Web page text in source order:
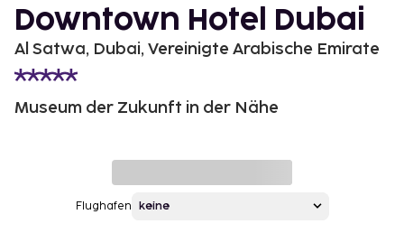
Downtown Hotel Dubai
Al Satwa, Dubai, Vereinigte Arabische Emirate
Museum der Zukunft in der Nähe
Flughafen